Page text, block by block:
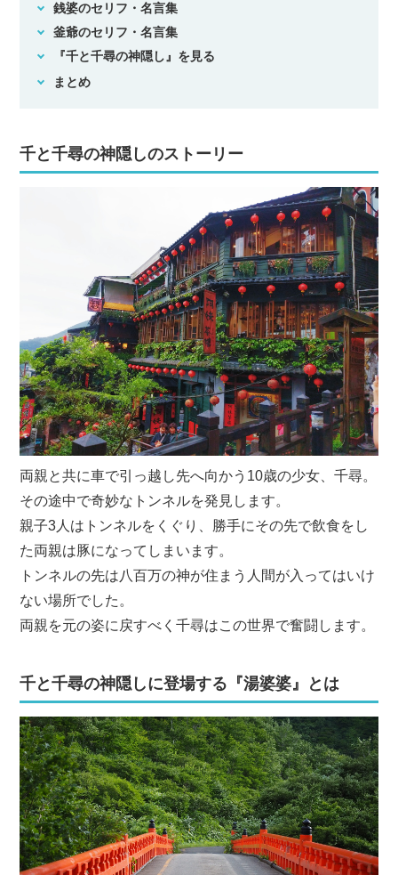
銭婆のセリフ・名言集
釜爺のセリフ・名言集
『千と千尋の神隠し』を見る
まとめ
千と千尋の神隠しのストーリー
両親と共に車で引っ越し先へ向かう10歳の少女、千尋。
その途中で奇妙なトンネルを発見します。
親子3人はトンネルをくぐり、勝手にその先で飲食をし
た両親は豚になってしまいます。
トンネルの先は八百万の神が住まう人間が入ってはいけ
ない場所でした。
両親を元の姿に戻すべく千尋はこの世界で奮闘します。
千と千尋の神隠しに登場する『湯婆婆』とは